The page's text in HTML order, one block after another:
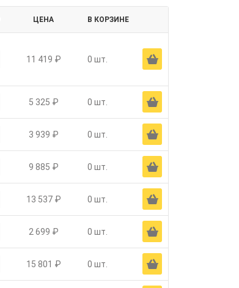
ЦЕНА В КОРЗИНЕ
11 419 ₽ 0 шт. Ä
5 325 ₽ 0 шт. Ä
3 939 ₽ 0 шт. Ä
9 885 ₽ 0 шт. Ä
13 537 ₽ 0 шт. Ä
2 699 ₽ 0 шт. Ä
15 801 ₽ 0 шт. Ä